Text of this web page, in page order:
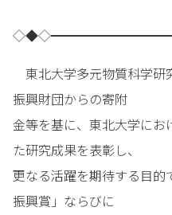
東北大学多元物質科学研
振興財団からの寄附
金等を基に、東北大学に
た研究成果を表彰し、
更なる活躍を期待する目的
振興賞」ならびに